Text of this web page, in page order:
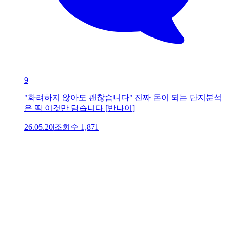
9
"화려하지 않아도 괜찮습니다" 진짜 돈이 되는 단지분석
은 딱 이것만 담습니다 [반나이]
26.05.20|조회수 1,871